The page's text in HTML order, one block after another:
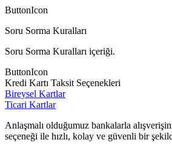
ButtonIcon
Soru Sorma Kuralları
Soru Sorma Kuralları içeriği.
ButtonIcon
Kredi Kartı Taksit Seçenekleri
Bireysel Kartlar
Ticari Kartlar
Anlaşmalı olduğumuz bankalarla
seçeneği ile hızlı, kolay ve güvenli bir